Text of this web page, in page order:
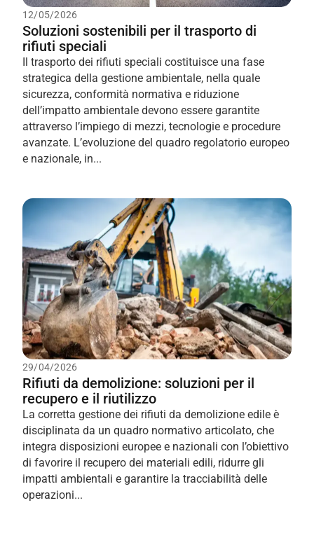
12/05/2026
Soluzioni sostenibili per il trasporto di
rifiuti speciali
Il trasporto dei rifiuti speciali costituisce una fase
strategica della gestione ambientale, nella quale
sicurezza, conformità normativa e riduzione
dell’impatto ambientale devono essere garantite
attraverso l’impiego di mezzi, tecnologie e procedure
avanzate. L’evoluzione del quadro regolatorio europeo
e nazionale, in...
29/04/2026
Rifiuti da demolizione: soluzioni per il
recupero e il riutilizzo
La corretta gestione dei rifiuti da demolizione edile è
disciplinata da un quadro normativo articolato, che
integra disposizioni europee e nazionali con l’obiettivo
di favorire il recupero dei materiali edili, ridurre gli
impatti ambientali e garantire la tracciabilità delle
operazioni...